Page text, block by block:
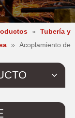
»
Tubería y
»
Acoplamiento de